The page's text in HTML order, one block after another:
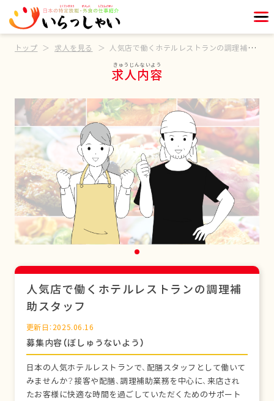
トップ 求人を見る 人気店で働くホテルレストランの調理補助スタッフ
求人内容
人気店で働くホテルレストランの調理補
助スタッフ
更新日：2025.06.16
募集内容（ぼしゅうないよう）
日本の人気ホテルレストランで、配膳スタッフとして働いて
みませんか？接客や配膳、調理補助業務を中心に、来店され
たお客様に快適な時間を過ごしていただくためのサポート